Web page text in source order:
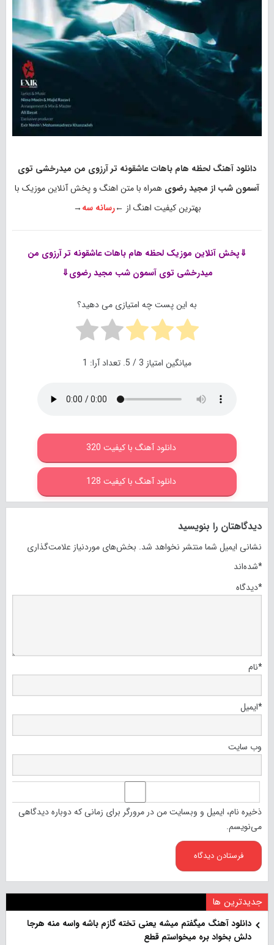
دانلود آهنگ لحظه هام باهات عاشقونه تر آرزوی من میدرخشی توی
آسمون شب از مجید رضوی همراه با متن اهنگ و پخش آنلاین موزیک با
بهترین کیفیت اهنگ از ←رسانه سه→
⇓پخش آنلاین موزیکلحظه هام باهات عاشقونه تر آرزوی من
میدرخشی توی آسمون شب مجید رضوی⇓
به این پست چه امتیازی می دهید؟
میانگین امتیاز 3 / 5. تعداد آرا: 1
دانلود آهنگ با کیفیت 320
دانلود آهنگ با کیفیت 128
دیدگاهتان را بنویسید
نشانی ایمیل شما منتشر نخواهد شد. بخش‌های موردنیاز علامت‌گذاری
شده‌اند*
دیدگاه*
نام*
ایمیل*
وب‌ سایت
ذخیره نام، ایمیل و وبسایت من در مرورگر برای زمانی که دوباره دیدگاهی
می‌نویسم.
جدیدترین ها
دانلود آهنگ میگفتم میشه یعنی تخته گازم باشه واسه منه هرجا
دلش بخواد بره میخواستم قطع